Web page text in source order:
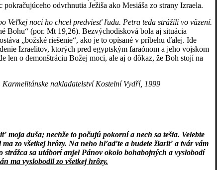
odvrhnutia Ježiša ako Mesiáša zo strany Izraela.
Veľkej noci ho chcel predviesť ľudu. Petra teda strážili vo väzení.
Bohu“ (por. Mt 19,26). Bezvýchodisková bola aj situácia
„božské riešenie“, ako je to opísané v príbehu ďalej. Ide
Izraelitov, ktorých pred egyptským faraónom a jeho vojskom
len o demonštráciu Božej moci, ale aj o dôkaz, že Boh stojí na
nakladatelství Kostelní Vydří, 1999
duša; nechže to počujú pokorní a nech sa tešia. Velebte
zo všetkej hrôzy. Na neho hľaďte a budete žiariť a tvár vám
strážca sa utáborí anjel Pánov okolo bohabojných a vyslobodí
ma vyslobodil zo všetkej hrôzy.